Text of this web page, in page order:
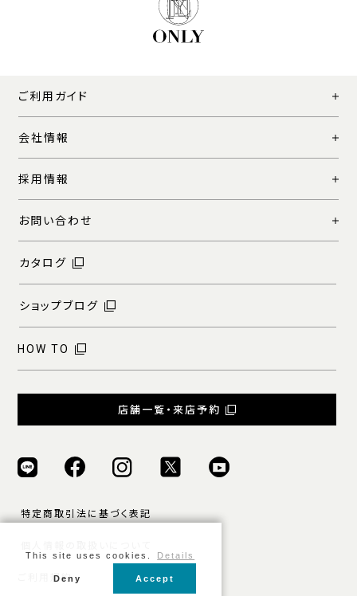
ご利用ガイド
会社情報
採用情報
お問い合わせ
カタログ
ショップブログ
HOW TO
店舗一覧・来店予約
特定商取引法に基づく表記
ご利用規約
This site uses cookies. Details
Deny Accept